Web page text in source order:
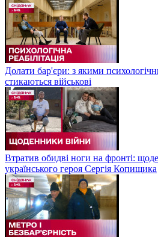
Долати бар'єри: з якими
стикаються військові
Втратив обидві ноги на фронті:
українського героя Сергія Копищика